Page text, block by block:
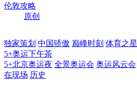
伦敦攻略
原创
独家策划 中国骄傲 巅峰时刻 体育之星
5+奥运下午茶
5+北京奥运夜 全景奥运会 奥运风云会
在现场 历史